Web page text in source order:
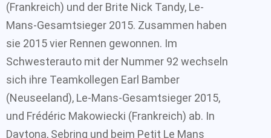
(Frankreich) und der Brite Nick Tandy, Le-
Mans-Gesamtsieger 2015. Zusammen haben
sie 2015 vier Rennen gewonnen. Im
Schwesterauto mit der Nummer 92 wechseln
sich ihre Teamkollegen Earl Bamber
(Neuseeland), Le-Mans-Gesamtsieger 2015,
und Frédéric Makowiecki (Frankreich) ab. In
Daytona, Sebring und beim Petit Le Mans